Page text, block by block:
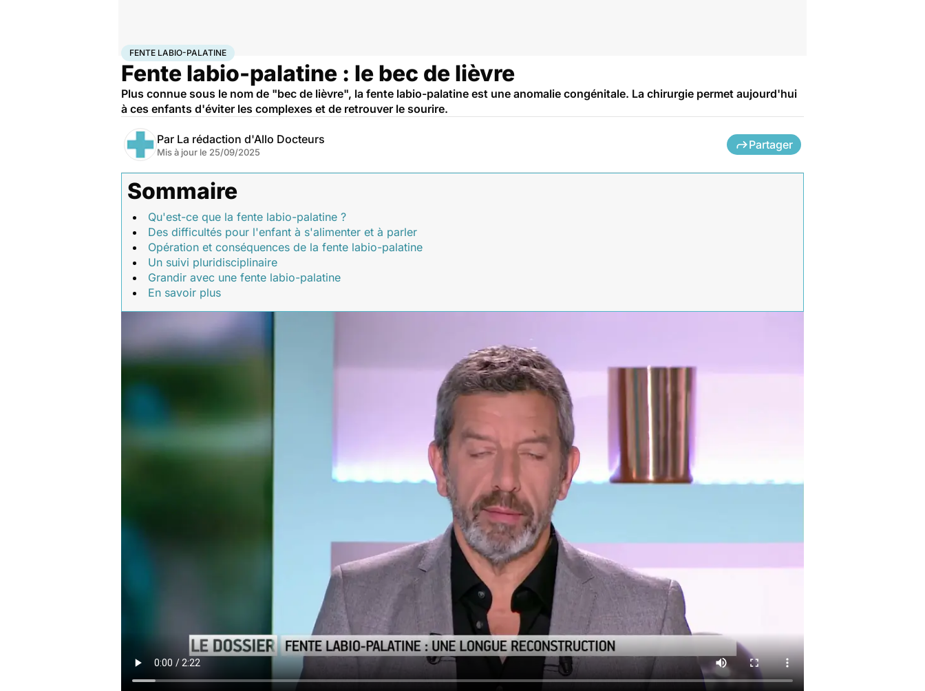
AccueilSantéMaladiesFente labio-palatine
FENTE LABIO-PALATINE
Fente labio-palatine : le bec de lièvre
Plus connue sous le nom de "bec de lièvre", la fente labio-palatine est une anomalie congénitale. La chirurgie permet aujourd'hui
à ces enfants d'éviter les complexes et de retrouver le sourire.
Par La rédaction d'Allo Docteurs
Mis à jour le 25/09/2025
Partager
Sommaire
Qu'est-ce que la fente labio-palatine ?
Des difficultés pour l'enfant à s'alimenter et à parler
Opération et conséquences de la fente labio-palatine
Un suivi pluridisciplinaire
Grandir avec une fente labio-palatine
En savoir plus